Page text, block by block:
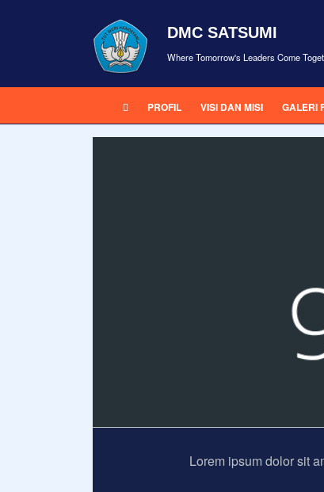
DMC SATSUMI
Where Tomorrow's Leaders Come
PROFIL VISI DAN MISI GALERI
Lorem ipsum dolor sit